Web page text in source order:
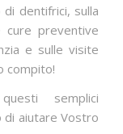
dentifrici, sulla
cure preventive
e sulle visite
compito!
semplici
aiutare Vostro